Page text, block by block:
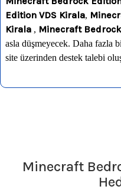
Edition VDS Kirala,
Kirala, Minecraft
asla düşmeyecek. Daha fazla
site üzerinden destek talebi
Minecraft